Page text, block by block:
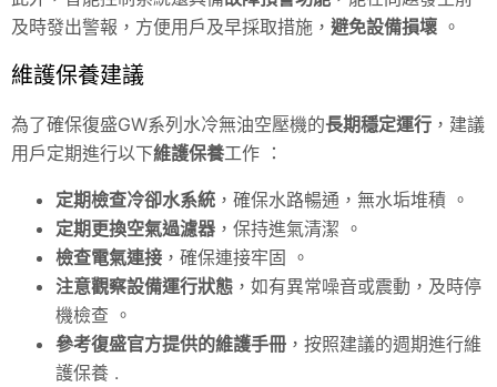
及時發出警報，方便用戶及早採取措施， 避免設備損壞 。
維護保養建議
為了確保復盛GW系列水冷無油空壓機的長期穩定運行 ，建議
用戶定期進行以下維護保養工作 ：
定期檢查冷卻水系統 ，確保水路暢通，無水垢堆積 。
定期更換空氣過濾器 ，保持進氣清潔 。
檢查電氣連接 ，確保連接牢固 。
注意觀察設備運行狀態 ，如有異常噪音或震動，及時停
機檢查 。
參考復盛官方提供的維護手冊 ，按照建議的週期進行維
護保養 .